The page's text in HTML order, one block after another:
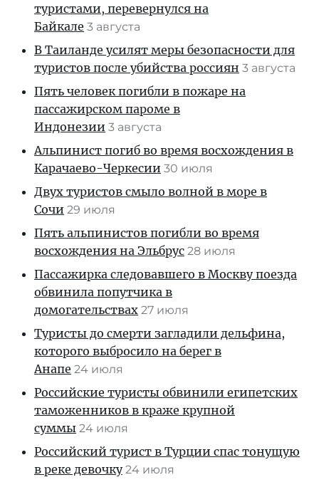
туристами, перевернулся на
Байкале 3 августа
В Таиланде усилят меры безопасности для
туристов после убийства россиян 3 августа
Пять человек погибли в пожаре на
пассажирском пароме в
Индонезии 3 августа
Альпинист погиб во время восхождения в
Карачаево-Черкесии 30 июля
Двух туристов смыло волной в море в
Сочи 29 июля
Пять альпинистов погибли во время
восхождения на Эльбрус 28 июля
Пассажирка следовавшего в Москву поезда
обвинила попутчика в
домогательствах 27 июля
Туристы до смерти загладили дельфина,
которого выбросило на берег в
Анапе 24 июля
Российские туристы обвинили египетских
таможенников в краже крупной
суммы 24 июля
Российский турист в Турции спас тонущую
в реке девочку 24 июля